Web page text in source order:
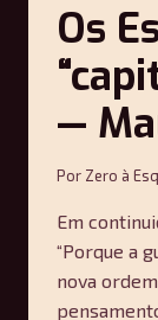
Os
—
Por Zero à
Em
“Porque a
nova